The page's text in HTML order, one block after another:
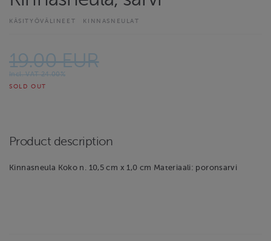
KÄSITYÖVÄLINEET KINNASNEULAT
19.00 EUR
Incl. VAT 24.00%
SOLD OUT
Product description
Kinnasneula Koko n. 10,5 cm x 1,0 cm Materiaali: poronsarvi